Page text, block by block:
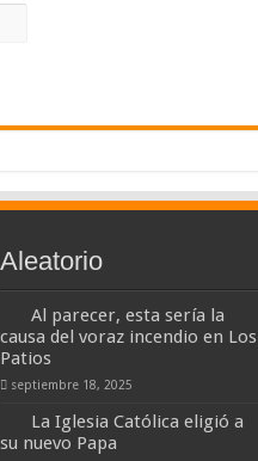
Aleatorio
Al parecer, esta sería la
causa del voraz incendio en Los
Patios
septiembre 18, 2025
La Iglesia Católica eligió a
su nuevo Papa